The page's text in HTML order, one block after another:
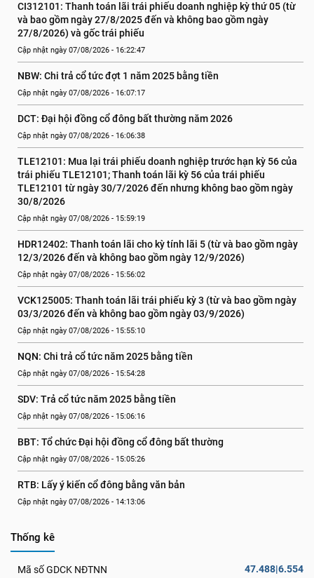
CI312101: Thanh toán lãi trái phiếu doanh nghiệp kỳ thứ 05 (từ
và bao gồm ngày 27/8/2025 đến và không bao gồm ngày
27/8/2026) và gốc trái phiếu
Cập nhật ngày 07/08/2026 - 16:22:47
NBW: Chi trả cổ tức đợt 1 năm 2025 bằng tiền
Cập nhật ngày 07/08/2026 - 16:07:17
DCT: Đại hội đồng cổ đông bất thường năm 2026
Cập nhật ngày 07/08/2026 - 16:06:38
TLE12101: Mua lại trái phiếu doanh nghiệp trước hạn kỳ 56 của
trái phiếu TLE12101; Thanh toán lãi kỳ 56 của trái phiếu
TLE12101 từ ngày 30/7/2026 đến nhưng không bao gồm ngày
30/8/2026
Cập nhật ngày 07/08/2026 - 15:59:19
HDR12402: Thanh toán lãi cho kỳ tính lãi 5 (từ và bao gồm ngày
12/3/2026 đến và không bao gồm ngày 12/9/2026)
Cập nhật ngày 07/08/2026 - 15:56:02
VCK125005: Thanh toán lãi trái phiếu kỳ 3 (từ và bao gồm ngày
03/3/2026 đến và không bao gồm ngày 03/9/2026)
Cập nhật ngày 07/08/2026 - 15:55:10
NQN: Chi trả cổ tức năm 2025 bằng tiền
Cập nhật ngày 07/08/2026 - 15:54:28
SDV: Trả cổ tức năm 2025 bằng tiền
Cập nhật ngày 07/08/2026 - 15:06:16
BBT: Tổ chức Đại hội đồng cổ đông bất thường
Cập nhật ngày 07/08/2026 - 15:05:26
RTB: Lấy ý kiến cổ đông bằng văn bản
Cập nhật ngày 07/08/2026 - 14:13:06
Thống kê
Mã số GDCK NĐTNN 47.488|6.554